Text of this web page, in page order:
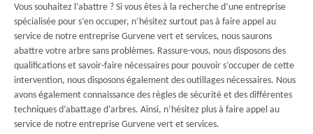
Vous souhaitez l’abattre ? Si vous êtes à la recherche d’une entreprise
spécialisée pour s’en occuper, n’hésitez surtout pas à faire appel au
service de notre entreprise Gurvene vert et services, nous saurons
abattre votre arbre sans problèmes. Rassure-vous, nous disposons des
qualifications et savoir-faire nécessaires pour pouvoir s’occuper de cette
intervention, nous disposons également des outillages nécessaires. Nous
avons également connaissance des règles de sécurité et des différentes
techniques d’abattage d’arbres. Ainsi, n’hésitez plus à faire appel au
service de notre entreprise Gurvene vert et services.